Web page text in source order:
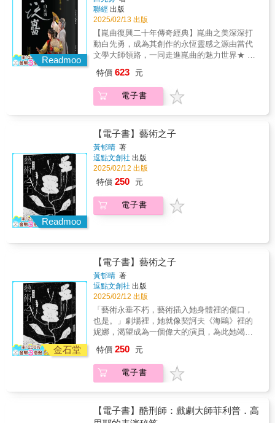
遠。在這本紀念專書中，我們將共同回顧青春
版《牡丹亭》自首演以來的輝煌歷程，探索其
在崑曲復興、文化交流及教育推廣等方面的重
要貢獻。《此曲只應天上有》集結青春版《牡
丹亭》二十週年臺灣慶演、北京慶演、南京慶
演等經典場次的眾多名家賞析專文，演員及製
作團隊成員現身說法，更收錄白先勇與藝術家
創新，帶領讀者全方位感受崑曲的永恆魅力與
文化深度。
Readmoo
聯經 出版
2025/02/13 出版
【崑曲復興二十年傳奇經典】崑曲之美深深打
動白先勇，成為其創作的永恆靈感之源由當代
文學大師領路，一同走進崑曲的魅力世界★ 新
百、牡丹兩百慶演專家賞析，演出團隊心得感
想★★ 封面由書法名家董陽孜親筆題字 ★★
增加多幅精美外景劇照 ★崑曲是中國戲曲藝術
峰，更是中國人情感的具體詮釋。白先勇長期
致力於崑曲的復興與推廣工作，並自許為「崑
曲義工」。探索崑曲的悠久歷史與無窮魅力，
感受這一藝術形式所帶來的心靈震撼！自2004
年青春版《牡丹亭》世界首演，《白先勇說崑
曲》同步問世後，便成為崑曲復興的重要見證
之作。二十年來，青春版《牡丹亭》巡演全
球，演出超過五百場，觀眾逾百萬，掀起崑曲
興的曲折歷程，記述他如何從1987年重返上
《牡丹亭》，並以此作品推動崑曲從國內舞臺
走向國際的感人故事。書中保留過往珍貴的訪
談與評論，包括與崑曲名家華文漪、張繼青、
蔡正仁，以及與重量級學者余秋雨、許倬雲的
對談，對傳字輩大師的致敬，同時記錄了青春
版《牡丹亭》製作階段的各個重要里程碑。全
新紀念版新增多幅精彩的外景照片，並特邀書
崑曲之美，為本書增添典藏價值，讓讀者在字
裡行間與封面書藝中感受崑曲的雅韻悠長。
《白先勇說崑曲》不僅是一部對崑曲藝術深刻
祖的藝術風華。
特價 623 元
電子書
Readmoo
【電子書】藝術之子
黃郁晴 著
逗點文創社 出版
2025/02/12 出版
特價 250 元
電子書
金石堂
【電子書】藝術之子
黃郁晴 著
逗點文創社 出版
2025/02/12 出版
「藝術永垂不朽，藝術插入她身體裡的傷口，
也是。」劇場裡，她就像契訶夫《海鷗》裡的
妮娜，渴望成為一個偉大的演員，為此她竭盡
角。什麼是「為藝術犧牲」？什麼是「把自己
交出去」？什麼是「喚醒身體裡的慾望」？沿
著那些發著光卻又令人摸不著頭緒的美好句
有人在她背後推了一把。十二年後，她從靜芳
變成淑芬，試圖陪伴曾遭遇性創傷的他人，但
特價 250 元
電子書
【電子書】酷刑師：戲劇大師菲利普．高